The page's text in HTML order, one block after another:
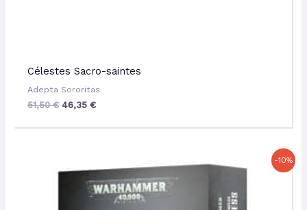
Célestes Sacro-saintes
Adepta Sororitas
51,50€ 46,35 €
-10%
prix
initial
était :
prix
actuel
est :
31,05 €.